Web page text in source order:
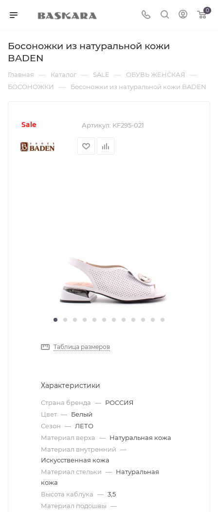
0
Босоножки из натуральной кожи
BADEN
Главная — Каталог — SALE — ОБУВЬ ЖЕНСКАЯ —
БОСОНОЖКИ — Босоножки из натуральной кожи BADEN
sale Артикул: KF295-021
Таблица размеров
Характеристики
Страна бренда — РОССИЯ
Цвет — Белый
Сезон — ЛЕТО
Материал верха — Натуральная кожа
Материал внутренний —
Искусственная кожа
Материал стельки — Натуральная
кожа
Высота каблука — 3,5
Материал подошвы —